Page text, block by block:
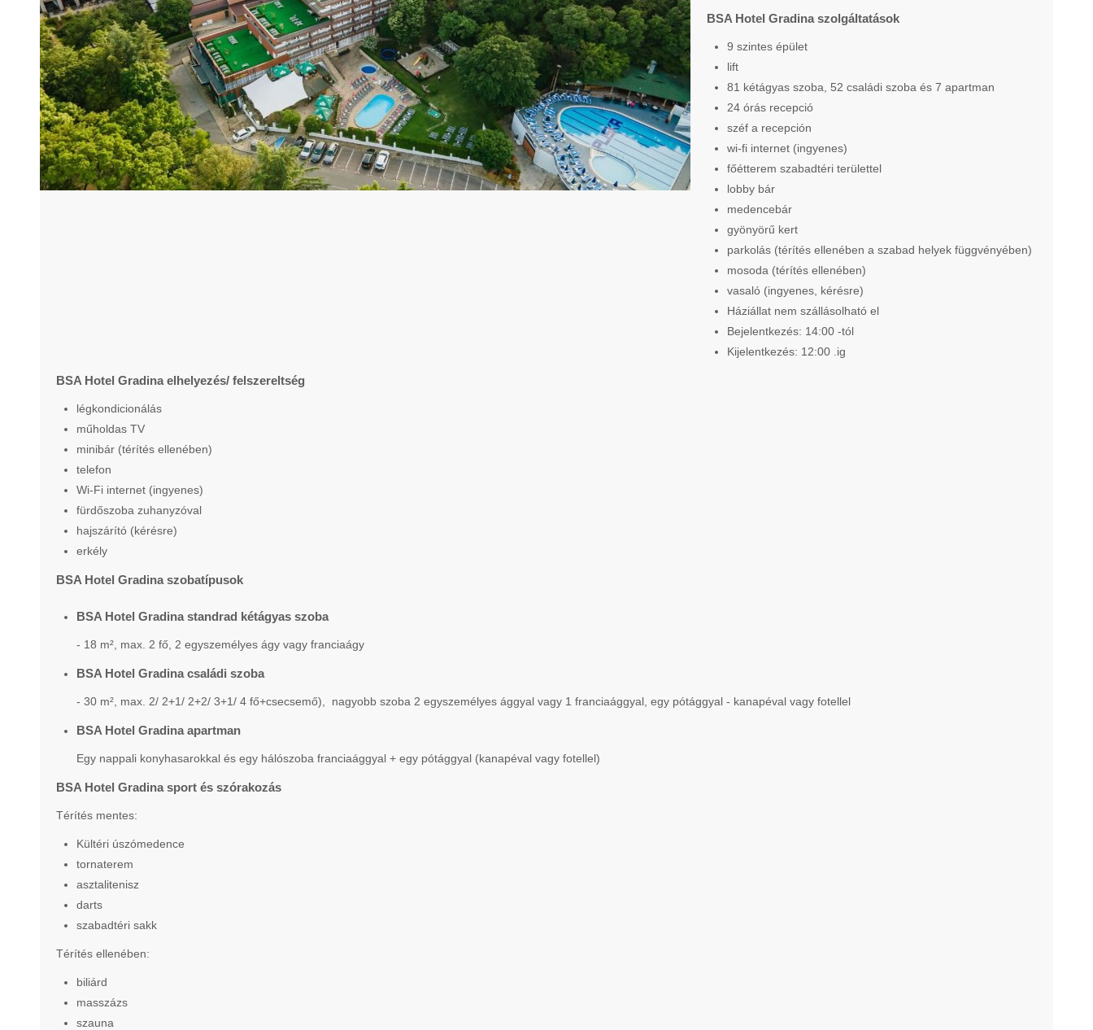
BSA Hotel Gradina szolgáltatások
9 szintes épület
lift
81 kétágyas szoba, 52 családi szoba és 7 apartman
24 órás recepció
széf a recepción
wi-fi internet (ingyenes)
főétterem szabadtéri területtel
lobby bár
medencebár
gyönyörű kert
parkolás (térítés ellenében a szabad helyek függvényében)
mosoda (térítés ellenében)
vasaló (ingyenes, kérésre)
Háziállat nem szállásolható el
Bejelentkezés: 14:00 -tól
Kijelentkezés: 12:00 .ig
BSA Hotel Gradina elhelyezés/ felszereltség
légkondicionálás
műholdas TV
minibár (térítés ellenében)
telefon
Wi-Fi internet (ingyenes)
fürdőszoba zuhanyzóval
hajszárító (kérésre)
erkély
BSA Hotel Gradina szobatípusok
BSA Hotel Gradina standrad kétágyas szoba
- 18 m², max. 2 fő, 2 egyszemélyes ágy vagy franciaágy
BSA Hotel Gradina családi szoba
- 30 m², max. 2/ 2+1/ 2+2/ 3+1/ 4 fő+csecsemő), nagyobb szoba 2 egyszemélyes ággyal vagy 1 franciaággyal, egy pótággyal - kanapéval vagy fotellel
BSA Hotel Gradina apartman
Egy nappali konyhasarokkal és egy hálószoba franciaággyal + egy pótággyal (kanapéval vagy fotellel)
BSA Hotel Gradina sport és szórakozás
Térítés mentes:
Kültéri úszómedence
tornaterem
asztalitenisz
darts
szabadtéri sakk
Térítés ellenében:
biliárd
masszázs
szauna